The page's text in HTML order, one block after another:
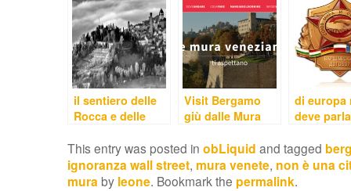
il sentiero delle
Rocca e delle
Visit Bergamo
giù dalle Mura
di europa
deve
This entry was posted in obLiquid and tagged
ignoranza wall street, mura venete, non è una
mura by leone. Bookmark the permalink.